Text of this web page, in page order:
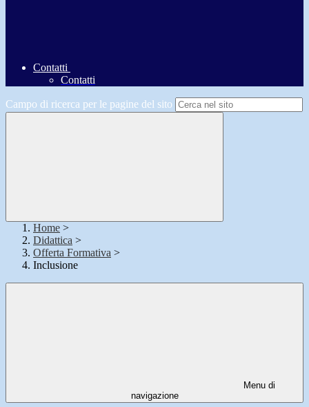
Contatti
Contatti
Campo di ricerca per le pagine del sito
Home >
Didattica >
Offerta Formativa >
Inclusione
Menu di
navigazione